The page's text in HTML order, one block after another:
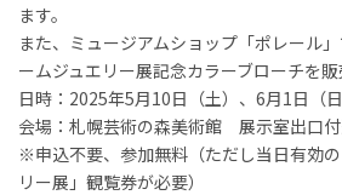
ます。
また、ミュージアムショップ「ポレール
ームジュエリー展記念カラーブローチを販
日時：2025年5月10日（土）、6月1日（
会場：札幌芸術の森美術館 展示室出口
※申込不要、参加無料（ただし当日有効
リー展」観覧券が必要）